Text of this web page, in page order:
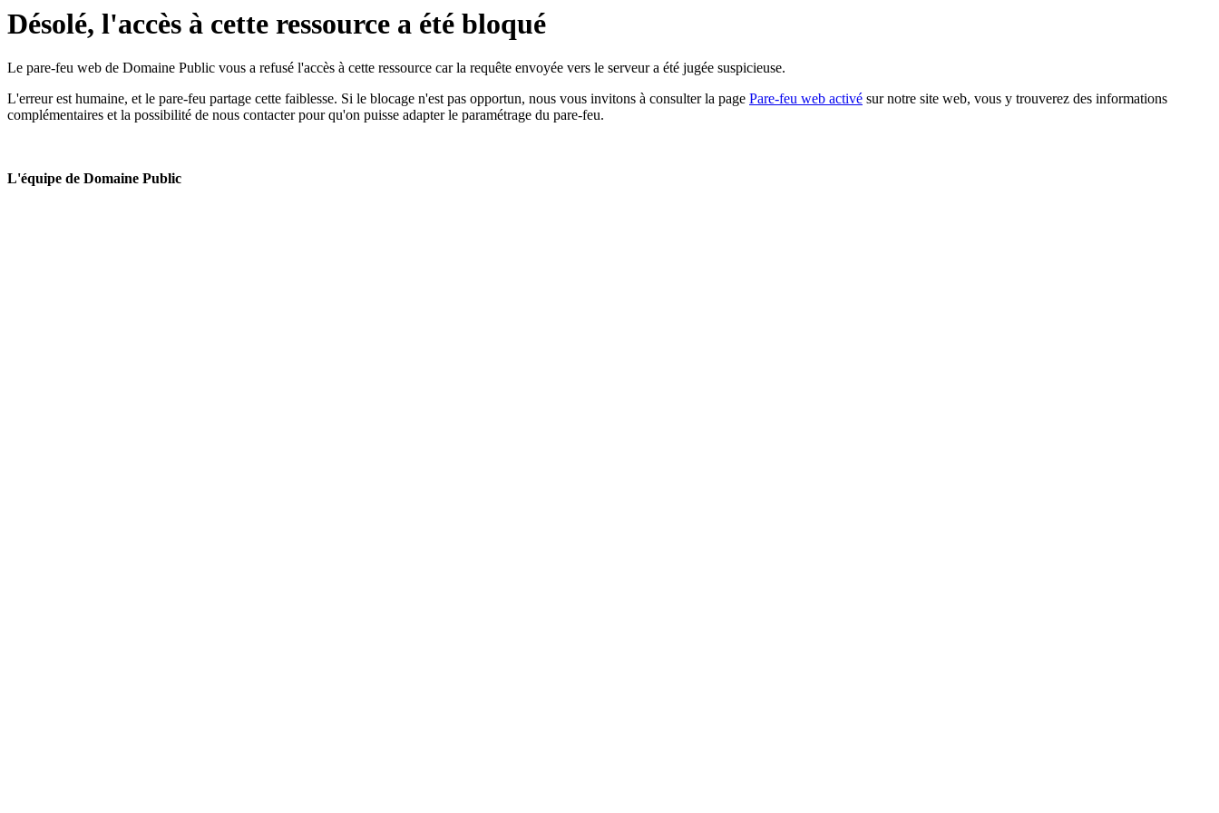
Désolé, l'accès à cette ressource a été bloqué
Le pare-feu web de Domaine Public vous a refusé l'accès à cette ressource car la requête envoyée vers le serveur a été jugée suspicieuse.
L'erreur est humaine, et le pare-feu partage cette faiblesse. Si le blocage n'est pas opportun, nous vous invitons à consulter la page Pare-feu web activé sur notre site web, vous y trouverez des informations
complémentaires et la possibilité de nous contacter pour qu'on puisse adapter le paramétrage du pare-feu.
L'équipe de Domaine Public